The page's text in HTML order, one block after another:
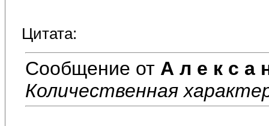
Цитата:
Сообщение от А л е к с а
Количественная